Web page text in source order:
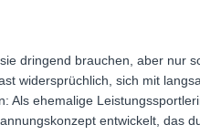
dringend brauchen, aber nur
widersprüchlich, sich mit
Als ehemalige
entwickelt, das